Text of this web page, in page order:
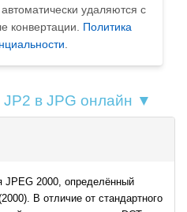
удаляются с
конвертации. Политика
.
JP2 в JPG онлайн ▼
2000, определённый
В отличие от стандартного